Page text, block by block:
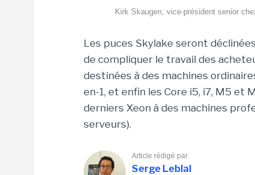
Kirk Skaugen, vice-président senior
Les puces Skylake seront
de compliquer le travail des
destinées à des machines
en-1, et enfin les Core i5, i7, M5 et
derniers Xeon à des machines
serveurs).
Article rédigé par
Serge Leblal